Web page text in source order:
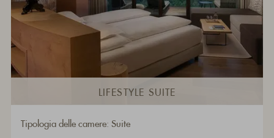
LIFESTYLE SUITE
Tipologia delle camere: Suite